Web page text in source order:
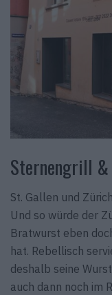
Sternengrill &
St. Gallen und
Und so würde der
Bratwurst eben
hat. Rebellisch
deshalb seine
auch dann noch im